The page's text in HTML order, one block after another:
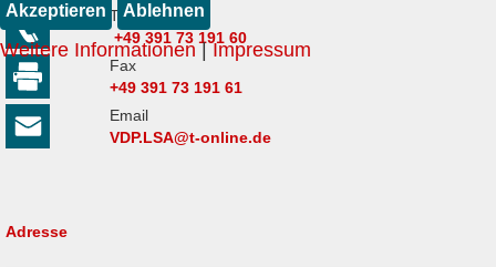
Telefon
+49 391 73 191 60
Fax
+49 391 73 191 61
Email
VDP.LSA@t-online.de
Adresse
Akzeptieren Ablehnen
Weitere Informationen|Impressum